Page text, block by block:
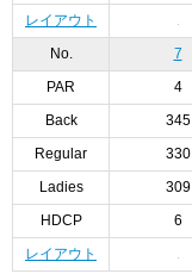
レイアウト
No. 7
PAR 4
Back 345
Regular 330
Ladies 309
HDCP 6
レイアウト